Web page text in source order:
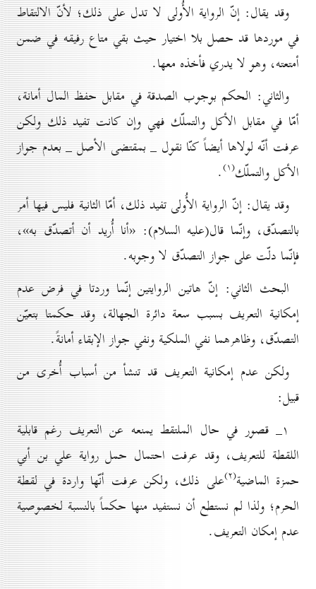
وقد يقال: إنّ الرواية الأُولى لا تدل على ذلك؛ لأنّ الالتقاط
في موردها قد حصل بلا اختيار حيث بقي متاع رفيقه في ضمن
أمتعته، وهو لا يدري فأخذه معها.
والثاني: الحكم بوجوب الصدقة في مقابل حفظ المال أمانة،
أمّا في مقابل الأكل والتملّك فهي وإن كانت تفيد ذلك ولكن
عرفت أنّه لولاها أيضاً كنّا نقول _ بمقتضى الأصل _ بعدم جواز
الأكل والتملّك(۱) .
وقد يقال: إنّ الرواية الأُولى تفيد ذلك، أمّا الثانية فليس فيها أمر
بالتصدّق، وإنّما قال(علیه السلام): «أنا أُريد أن أتصدّق به»،
فإنّما دلّت على جواز التصدّق لا وجوبه.
البحث الثاني: إنّ هاتين الروايتين إنّما وردتا في فرض عدم
إمكانية التعريف بسبب سعة دائرة الجهالة، وقد حكمتا بتعيّن
التصدّق، وظاهرهما نفي الملكية ونفي جواز الإبقاء أمانةً.
ولكن عدم إمكانية التعريف قد تنشأ من أسباب أُخرى من
قبيل:
۱_ قصور في حال الملتقط يمنعه عن التعريف رغم قابلية
اللقطة للتعريف، وقد عرفت احتمال حمل رواية علي بن أبي
حمزة الماضية(۲) على ذلك، ولكن عرفت أنّها واردة في لقطة
الحرم؛ ولذا لم نستطع أن نستفيد منها حكماً بالنسبة لخصوصية
عدم إمكان التعريف.